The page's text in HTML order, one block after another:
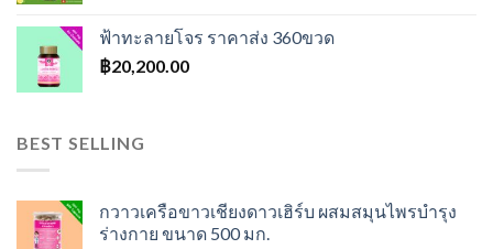
ฟ้าทะลายโจร ราคาส่ง 360ขวด
฿20,200.00
BEST SELLING
กวาวเครือขาวเชียงดาวเฮิร์บ ผสมสมุนไพรบำรุง
ร่างกาย ขนาด 500 มก.